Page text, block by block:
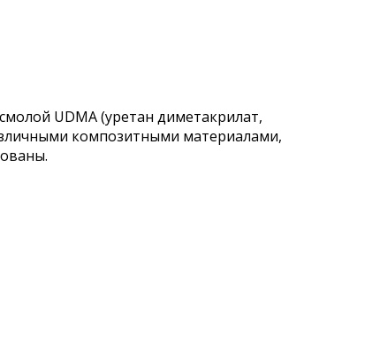
UDMA (уретан диметакрилат,
композитными материалами,